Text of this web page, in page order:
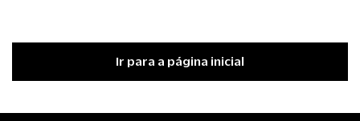
Ir para a página inicial